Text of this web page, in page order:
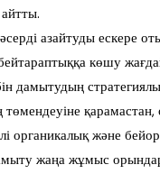
азайтуды ескере
көшу
дамытудың
органикалық және
жаңа жұмыс